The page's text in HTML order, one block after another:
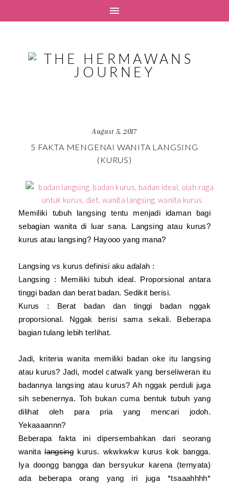
August 5, 2017
5 FAKTA MENGENAI WANITA LANGSING
(KURUS)
Memiliki tubuh langsing tentu menjadi idaman bagi
sebagian wanita di luar sana. Langsing atau kurus?
kurus atau langsing? Hayooo yang mana?
Langsing vs kurus definisi aku adalah :
Langsing : Memiliki tubuh ideal. Proporsional antara
tinggi badan dan berat badan. Sedikit berisi.
Kurus : Berat badan dan tinggi badan nggak
proporsional. Nggak berisi sama sekali. Beberapa
bagian tulang lebih terlihat.
Jadi, kriteria wanita memiliki badan oke itu langsing
atau kurus? Jadi, model catwalk yang berseliweran itu
badannya langsing atau kurus? Ah nggak perduli juga
sih sebenernya. Toh bukan cuma bentuk tubuh yang
dilihat oleh para pria yang mencari jodoh.
Yekaaaannn?
Beberapa fakta ini dipersembahkan dari seorang
wanitalangsingkurus. wkwkwkw kurus kok bangga.
Iya doongg bangga dan bersyukur karena (ternyata)
ada beberapa orang yang iri juga *tsaaahhhh*